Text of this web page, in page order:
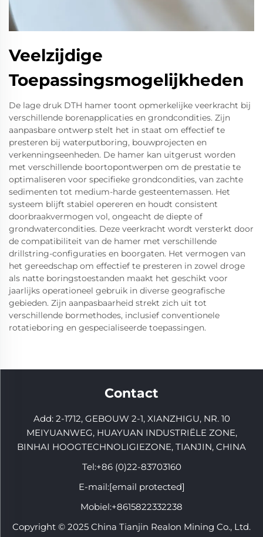
Veelzijdige
Toepassingsmogelijkheden
De lage druk DTH hamer toont opmerkelijke veerkracht bij
verschillende borenapplicaties en grondcondities. Zijn
aanpasbare ontwerp stelt het in staat om effectief te
presteren bij waterputboring, bouwprojecten en
verkenningseenheden. De hamer kan uitgerust worden
met verschillende boortopontwerpen om de prestatie te
optimaliseren voor specifieke grondcondities, van zachte
sedimenten tot medium-harde gesteentemassen. Het
systeem blijft stabiel opereren en houdt consistent
doorbraakvermogen vol, ongeacht de diepte of
grondwatercondities. Deze veerkracht wordt versterkt door
de compatibiliteit van de hamer met verschillende
drillstring-configuraties en boorgaten. Het vermogen van
het gereedschap om effectief te presteren in zowel droge
als natte boringstoestanden maakt het geschikt voor
jaarlijks operationeel gebruik in diverse geografische
gebieden. Zijn aanpasbaarheid strekt zich uit tot
verschillende bormethodes, inclusief conventionele
rotatieboring en gespecialiseerde toepassingen.
Contact
Add: 2-1712, GEBOUW 2-1, XIANZHIGU, NR. 10
MEIYUANWEG, HUAYUAN INDUSTRIËLE ZONE,
BINHAI HOOGTECHNOLIGIEZONE, TIANJIN, CHINA
Tel:+86 (0)22-83703160
E-mail:[email protected]
Mobiel:+8615822332238
Copyright © 2025 China Tianjin Realon Mining Co., Ltd.